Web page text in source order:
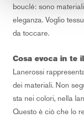
bouclé: sono
eleganza. Voglio
da toccare.
Cosa evoca in te
Lanerossi
dei materiali. Non
sta nei colori, nella
Questo è ciò che lo